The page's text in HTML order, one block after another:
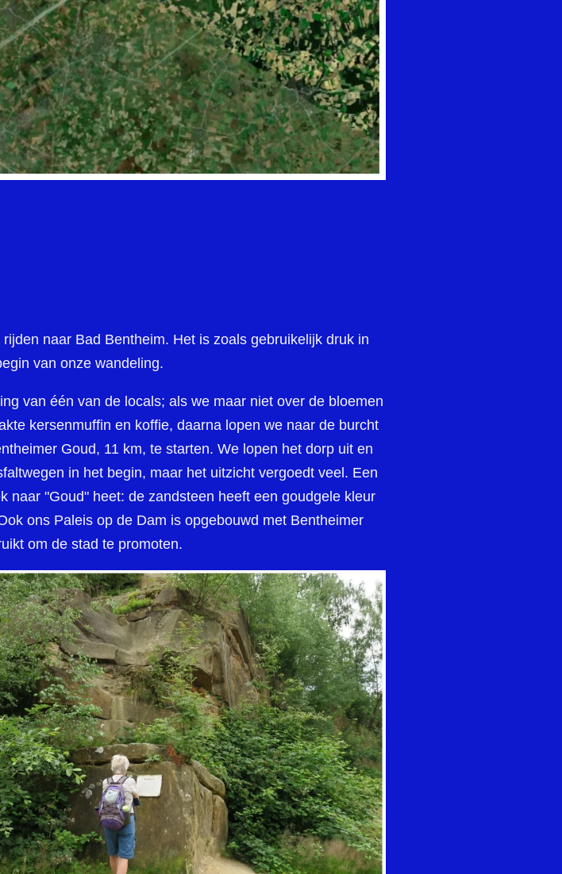
naar Bad Bentheim. Het is zoals gebruikelijk druk in
van onze wandeling.
van één van de locals; als we maar niet over de bloemen
kersenmuffin en koffie, daarna lopen we naar de burcht
Goud, 11 km, te starten. We lopen het dorp uit en
in het begin, maar het uitzicht vergoedt veel. Een
naar "Goud" heet: de zandsteen heeft een goudgele kleur
ons Paleis op de Dam is opgebouwd met Bentheimer
om de stad te promoten.